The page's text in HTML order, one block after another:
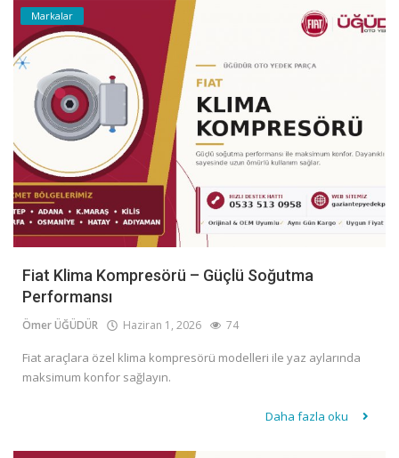
Markalar
Fiat Klima Kompresörü – Güçlü Soğutma
Performansı
Ömer ÜĞÜDÜR Haziran 1, 2026 74
Fiat araçlara özel klima kompresörü modelleri ile yaz aylarında
maksimum konfor sağlayın.
Daha fazla oku